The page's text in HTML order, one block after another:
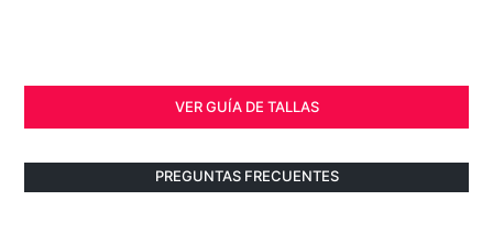
VER GUÍA DE TALLAS
PREGUNTAS FRECUENTES